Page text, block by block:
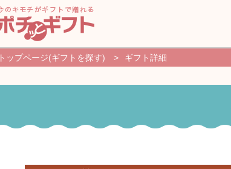
新規登録・ログイン
トップページ(ギフトを探す) > ギフト詳細